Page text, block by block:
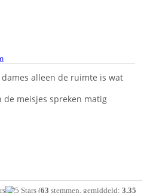
alleen de ruimte is wat
meisjes spreken matig
(63 stemmen, gemiddeld: 3,35